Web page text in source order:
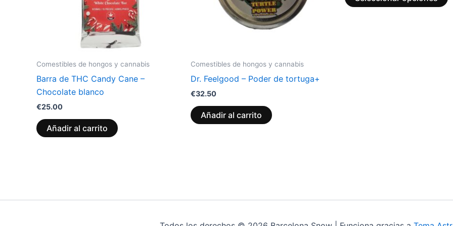
Comestibles de hongos y cannabis
Barra de THC Candy Cane –
Chocolate blanco
€25.00
Añadir al carrito
Comestibles de hongos y cannabis
Dr. Feelgood – Poder de tortuga+
€32.50
Añadir al carrito